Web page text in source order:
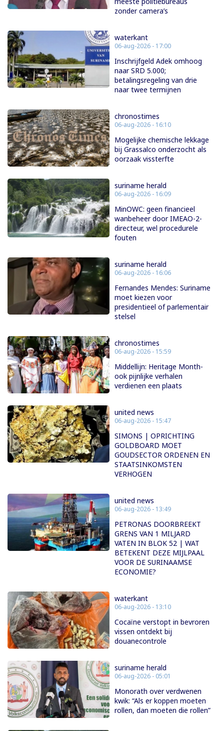
zonder camera’s
waterkant
06-aug-2026 - 17:00
Inschrijfgeld Adek omhoog
naar SRD 5.000;
betalingsregeling van drie
naar twee termijnen
chronostimes
06-aug-2026 - 16:10
Mogelijke chemische lekkage
bij Grassalco onderzocht als
oorzaak vissterfte
suriname herald
06-aug-2026 - 16:09
MinOWC: geen financieel
wanbeheer door IMEAO-2-
directeur, wel procedurele
fouten
suriname herald
06-aug-2026 - 16:06
Fernandes Mendes: Suriname
moet kiezen voor
presidentieel of parlementair
stelsel
chronostimes
06-aug-2026 - 15:59
Middellijn: Heritage Month-
ook pijnlijke verhalen
verdienen een plaats
united news
06-aug-2026 - 15:47
SIMONS | OPRICHTING
GOLDBOARD MOET
GOUDSECTOR ORDENEN EN
STAATSINKOMSTEN
VERHOGEN
united news
06-aug-2026 - 13:49
PETRONAS DOORBREEKT
GRENS VAN 1 MILJARD
VATEN IN BLOK 52 | WAT
BETEKENT DEZE MIJLPAAL
VOOR DE SURINAAMSE
ECONOMIE?
waterkant
06-aug-2026 - 13:10
Cocaïne verstopt in bevroren
vissen ontdekt bij
douanecontrole
suriname herald
06-aug-2026 - 05:01
Monorath over verdwenen
kwik: “Als er koppen moeten
rollen, dan moeten die rollen”